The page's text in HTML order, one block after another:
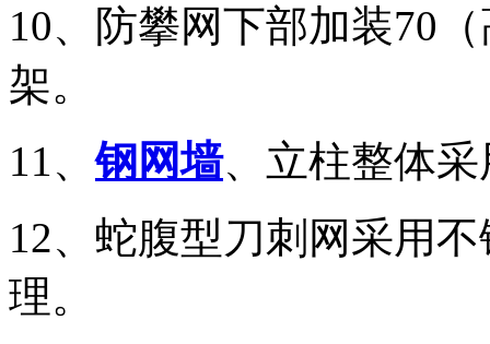
10、防攀网下部加装70
架。
11、钢网墙、立柱整体
12、蛇腹型刀刺网采用
理。